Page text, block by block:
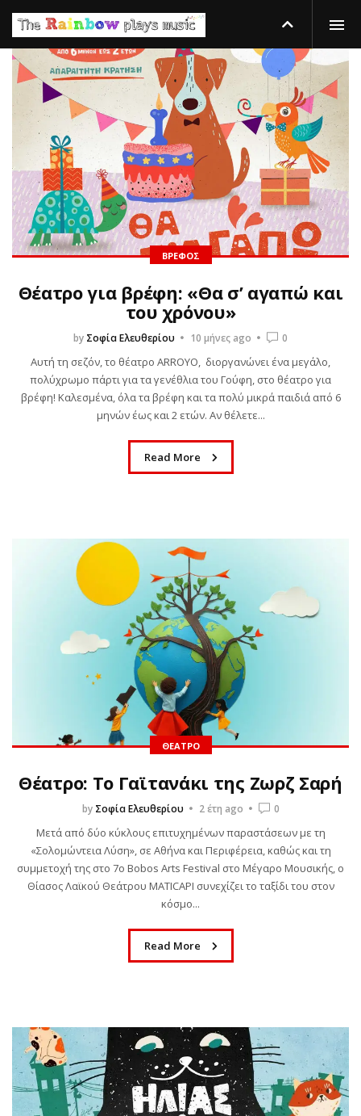
ΒΡΈΦΟΣ
Θέατρο για βρέφη: «Θα σ’ αγαπώ και
του χρόνου»
by Σοφία Ελευθερίου 10 μήνες ago 0
Αυτή τη σεζόν, το θέατρο ARROYO, διοργανώνει ένα μεγάλο,
πολύχρωμο πάρτι για τα γενέθλια του Γούφη, στο θέατρο για
βρέφη! Καλεσμένα, όλα τα βρέφη και τα πολύ μικρά παιδιά από 6
μηνών έως και 2 ετών. Αν θέλετε...
Read More
ΘΈΑΤΡΟ
Θέατρο: Το Γαϊτανάκι της Ζωρζ Σαρή
by Σοφία Ελευθερίου 2 έτη ago 0
Μετά από δύο κύκλους επιτυχημένων παραστάσεων με τη
«Σολομώντεια Λύση», σε Αθήνα και Περιφέρεια, καθώς και τη
συμμετοχή της στο 7ο Bobos Arts Festival στο Μέγαρο Μουσικής, ο
Θίασος Λαϊκού Θεάτρου MATICAPI συνεχίζει το ταξίδι του στον
κόσμο...
Read More